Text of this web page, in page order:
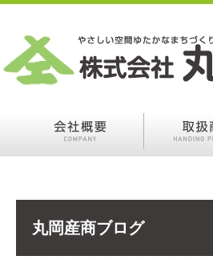
丸岡産商ブログ